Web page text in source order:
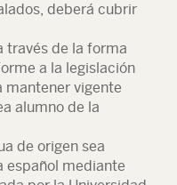
deberá cubrir
través de la forma
a la legislación
mantener vigente
alumno de la
de origen sea
español mediante